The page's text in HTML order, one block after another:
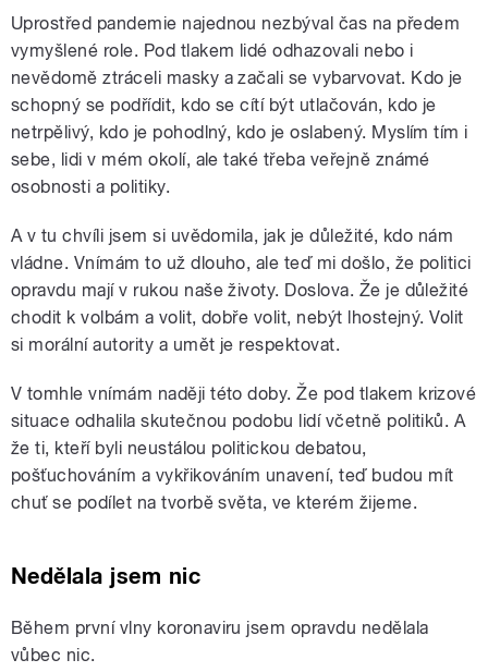
Uprostřed pandemie najednou nezbýval čas na předem
vymyšlené role. Pod tlakem lidé odhazovali nebo i
nevědomě ztráceli masky a začali se vybarvovat. Kdo je
schopný se podřídit, kdo se cítí být utlačován, kdo je
netrpělivý, kdo je pohodlný, kdo je oslabený. Myslím tím i
sebe, lidi v mém okolí, ale také třeba veřejně známé
osobnosti a politiky.
A v tu chvíli jsem si uvědomila, jak je důležité, kdo nám
vládne. Vnímám to už dlouho, ale teď mi došlo, že politici
opravdu mají v rukou naše životy. Doslova. Že je důležité
chodit k volbám a volit, dobře volit, nebýt lhostejný. Volit
si morální autority a umět je respektovat.
V tomhle vnímám naději této doby. Že pod tlakem krizové
situace odhalila skutečnou podobu lidí včetně politiků. A
že ti, kteří byli neustálou politickou debatou,
pošťuchováním a vykřikováním unavení, teď budou mít
chuť se podílet na tvorbě světa, ve kterém žijeme.
Nedělala jsem nic
Během první vlny koronaviru jsem opravdu nedělala
vůbec nic.